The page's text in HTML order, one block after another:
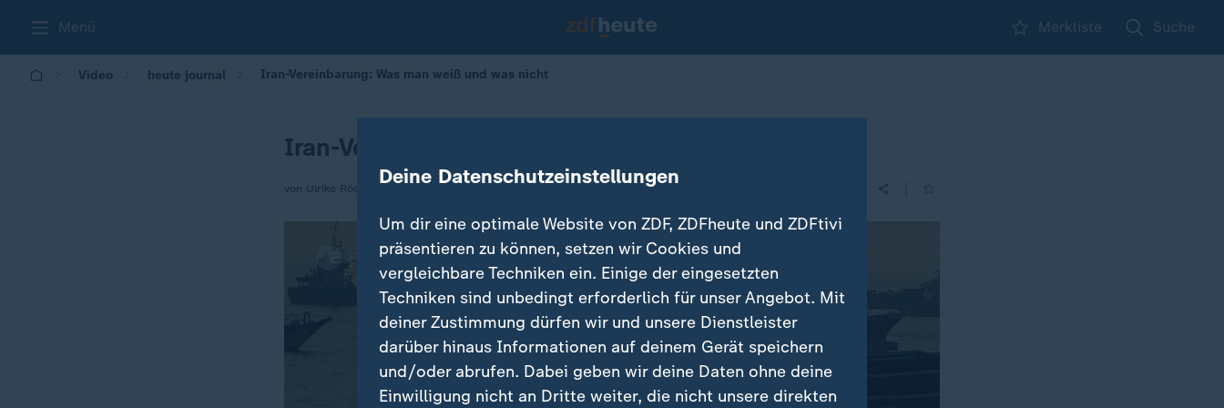
Menü Merkliste Suche
Video heute journal Iran-Vereinbarung: Was man weiß und was nicht
Iran-Vereinbarung: Was man weiß und was nicht
von Ulrike Rödle Deine Datenschutzeinstellungen
Um dir eine optimale Website von ZDF, ZDFheute und ZDFtivi
präsentieren zu können, setzen wir Cookies und
vergleichbare Techniken ein. Einige der eingesetzten
Techniken sind unbedingt erforderlich für unser Angebot. Mit
deiner Zustimmung dürfen wir und unsere Dienstleister
darüber hinaus Informationen auf deinem Gerät speichern
und/oder abrufen. Dabei geben wir deine Daten ohne deine
Einwilligung nicht an Dritte weiter, die nicht unsere direkten